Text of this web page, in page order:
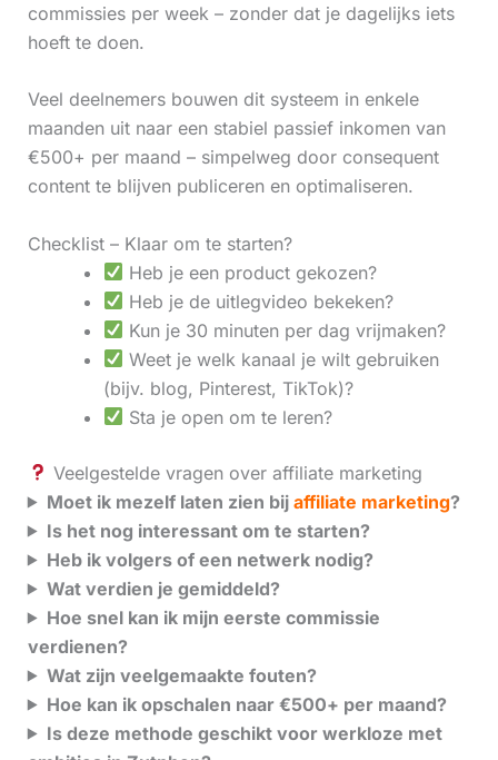
commissies per week – zonder dat je dagelijks iets
hoeft te doen.
Veel deelnemers bouwen dit systeem in enkele
maanden uit naar een stabiel passief inkomen van
€500+ per maand – simpelweg door consequent
content te blijven publiceren en optimaliseren.
Checklist – Klaar om te starten?
Heb je een product gekozen?
Heb je de uitlegvideo bekeken?
Kun je 30 minuten per dag vrijmaken?
Weet je welk kanaal je wilt gebruiken
(bijv. blog, Pinterest, TikTok)?
Sta je open om te leren?
Veelgestelde vragen over affiliate marketing
Moet ik mezelf laten zien bij affiliate marketing?
Is het nog interessant om te starten?
Heb ik volgers of een netwerk nodig?
Wat verdien je gemiddeld?
Hoe snel kan ik mijn eerste commissie
verdienen?
Wat zijn veelgemaakte fouten?
Hoe kan ik opschalen naar €500+ per maand?
Is deze methode geschikt voor werkloze met